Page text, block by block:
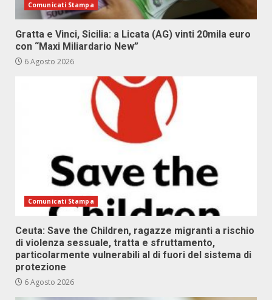
Comunicati Stampa
Gratta e Vinci, Sicilia: a Licata (AG) vinti 20mila euro
con “Maxi Miliardario New”
6 Agosto 2026
Comunicati Stampa
Ceuta: Save the Children, ragazze migranti a rischio
di violenza sessuale, tratta e sfruttamento,
particolarmente vulnerabili al di fuori del sistema di
protezione
6 Agosto 2026